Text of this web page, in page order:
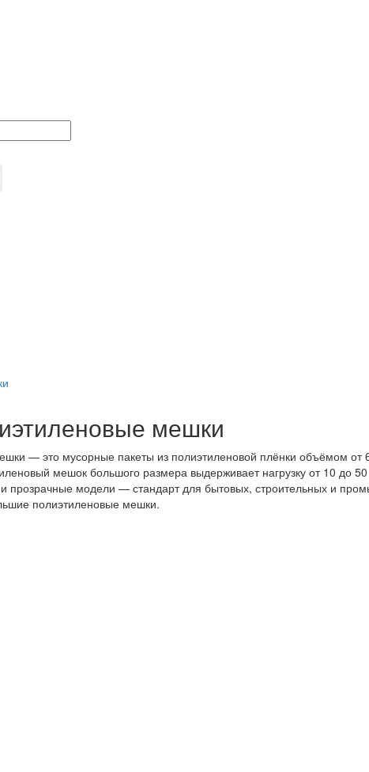
мешки
— это мусорные пакеты из полиэтиленовой плёнки объёмом
мешок большого размера выдерживает нагрузку от 10 до
модели — стандарт для бытовых, строительных и
полиэтиленовые мешки.